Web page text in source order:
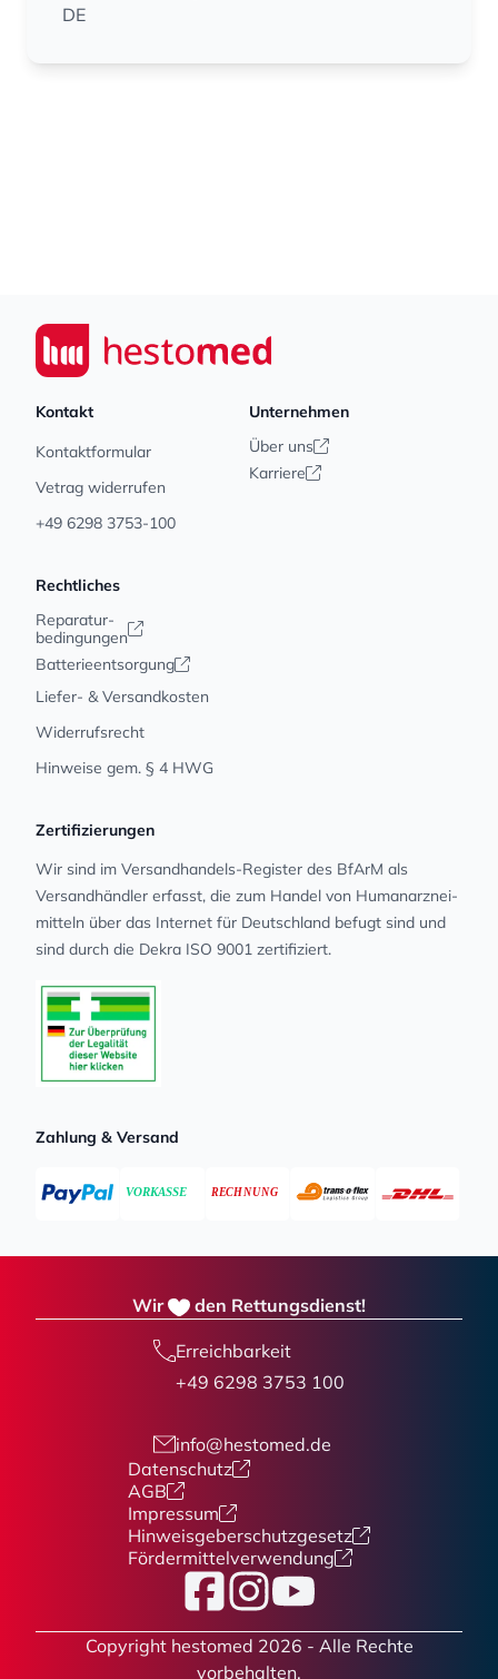
DE
Seiwert GmbH
Kontakt
Kontaktformular
Vetrag widerrufen
+49 6298 3753-100
Unternehmen
Über uns
Karriere
Rechtliches
Reparatur-
bedingungen
Batterieentsorgung
Liefer- & Versandkosten
Widerrufsrecht
Hinweise gem. § 4 HWG
Zertifizierungen
Wir sind im Versandhandels-Register des BfArM als
Versandhändler erfasst, die zum Handel von Human­arz­nei­
mit­teln über das Internet für Deutschland befugt sind und
sind durch die Dekra ISO 9001 zertifiziert.
Zahlung & Versand
Wir den Rettungsdienst!
Erreichbarkeit
+49 6298 3753 100
info@hestomed.de
Datenschutz
AGB
Impressum
Hinweisgeberschutzgesetz
Fördermittelverwendung
FacebookInstagram
YouTube
Copyright hestomed 2026 - Alle Rechte
vorbehalten.